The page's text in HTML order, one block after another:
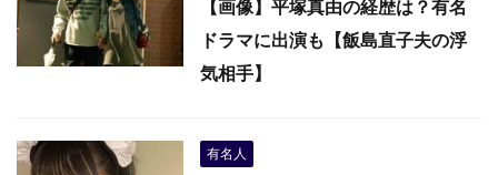
【画像】平塚真由の経歴は？有名
ドラマに出演も【飯島直子夫の浮
気相手】
有名人